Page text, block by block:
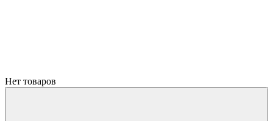
Нет товаров